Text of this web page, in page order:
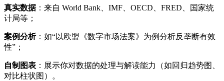
真实数据：来自 World Bank、IMF、OECD、FRED、国家统
计局等；
案例分析：如“以欧盟《数字市场法案》为例分析反垄断有效
性”；
自制图表 ：展示你对数据的处理与解读能力（如回归趋势图、
对比柱状图）。